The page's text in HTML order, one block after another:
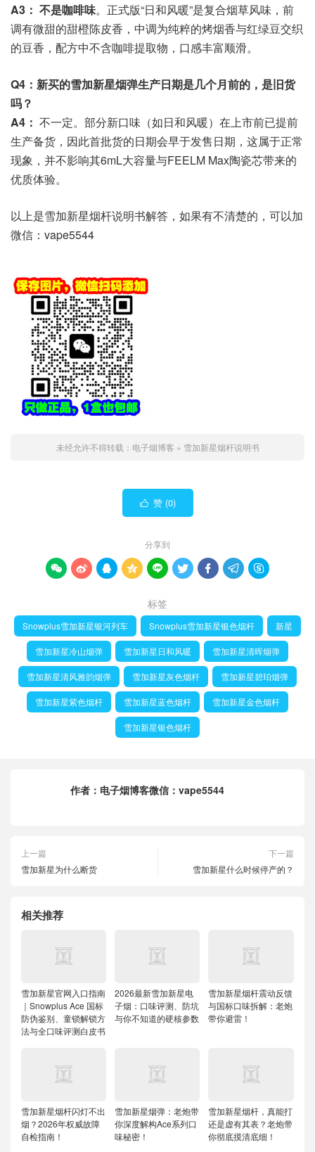
A3： 不是咖啡味。正式版“日和风暖”是复合烟草风味，前
调有微甜的甜橙陈皮香，中调为纯粹的烤烟香与红绿豆交织
的豆香，配方中不含咖啡提取物，口感丰富顺滑。
Q4：新买的雪加新星烟弹生产日期是几个月前的，是旧货
吗？
A4： 不一定。部分新口味（如日和风暖）在上市前已提前
生产备货，因此首批货的日期会早于发售日期，这属于正常
现象，并不影响其6mL大容量与FEELM Max陶瓷芯带来的
优质体验。
以上是雪加新星烟杆说明书解答，如果有不清楚的，可以加
微信：vape5544
未经允许不得转载： 电子烟博客 » 雪加新星烟杆说明书
 赞 (0)
分享到
        
标签
Snowplus雪加新星银河列车 Snowplus雪加新星银色烟杆 新星
雪加新星冷山烟弹 雪加新星日和风暖 雪加新星清晖烟弹
雪加新星清风雅韵烟弹 雪加新星灰色烟杆 雪加新星碧珀烟弹
雪加新星紫色烟杆 雪加新星蓝色烟杆 雪加新星金色烟杆
雪加新星银色烟杆
作者： 电子烟博客微信：vape5544
上一篇
雪加新星为什么断货
下一篇
雪加新星什么时候停产的？
相关推荐
雪加新星官网入口指南
｜Snowplus Ace 国标
防伪鉴别、童锁解锁方
法与全口味评测白皮书
2026最新雪加新星电
子烟：口味评测、防坑
与你不知道的硬核参数
雪加新星烟杆震动反馈
与国标口味拆解：老炮
带你避雷！
雪加新星烟杆闪灯不出
烟？2026年权威故障
自检指南！
雪加新星烟弹：老炮带
你深度解构Ace系列口
味秘密！
雪加新星烟杆，真能打
还是虚有其表？老炮带
你彻底摸清底细！